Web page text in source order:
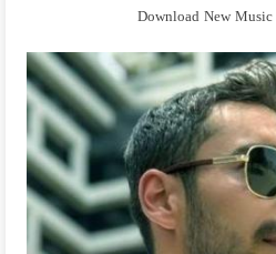
Download New